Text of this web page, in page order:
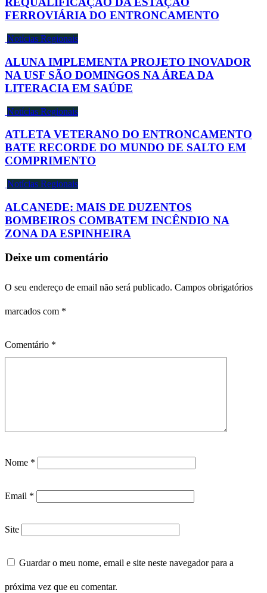
FERROVIÁRIA DO ENTRONCAMENTO
Notícias Regionais
ALUNA IMPLEMENTA PROJETO INOVADOR
NA USF SÃO DOMINGOS NA ÁREA DA
LITERACIA EM SAÚDE
Notícias Regionais
ATLETA VETERANO DO ENTRONCAMENTO
BATE RECORDE DO MUNDO DE SALTO EM
COMPRIMENTO
Notícias Regionais
ALCANEDE: MAIS DE DUZENTOS
BOMBEIROS COMBATEM INCÊNDIO NA
ZONA DA ESPINHEIRA
Deixe um comentário
O seu endereço de email não será publicado. Campos obrigatórios
marcados com *
Comentário *
Nome *
Email *
Site
Guardar o meu nome, email e site neste navegador para a
próxima vez que eu comentar.